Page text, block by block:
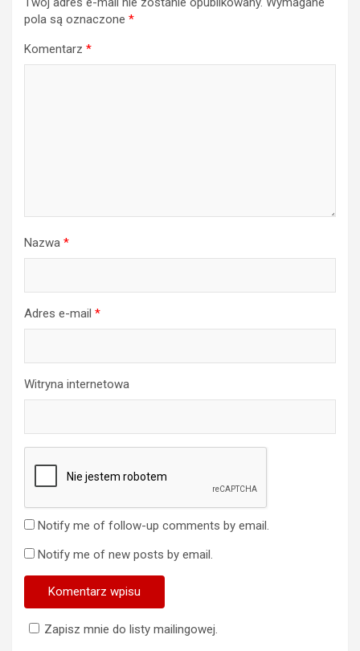
pola są oznaczone *
Komentarz *
Nazwa *
Adres e-mail *
Witryna internetowa
Notify me of follow-up comments by email.
Notify me of new posts by email.
Zapisz mnie do listy mailingowej.